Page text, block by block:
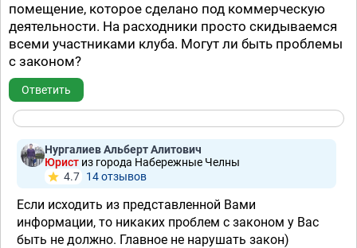
помещение, которое сделано под коммерческую
деятельности. На расходники просто скидываемся
всеми участниками клуба. Могут ли быть проблемы
с законом?
Ответить
Нургалиев Альберт Алитович
Юрист из города Набережные Челны
4.7 14 отзывов
Если исходить из представленной Вами
информации, то никаких проблем с законом у Вас
быть не должно. Главное не нарушать закон)